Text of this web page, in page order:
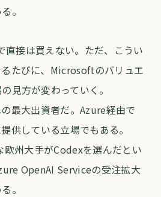
。
直接は買えない。ただ、こうい
たびに、Microsoftのバリュエ
見方が変わっていく。
最大出資者だ。Azure経由で
供している立場でもある。
州大手がCodexを選んだとい
OpenAI Serviceの受注拡大
。